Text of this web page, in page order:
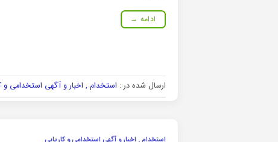
ادامه →
ارسال شده در : استخدام , اخبار و آگهی استخدامی و
استخدام , اخبار و آگهی استخدامی و کاریابی